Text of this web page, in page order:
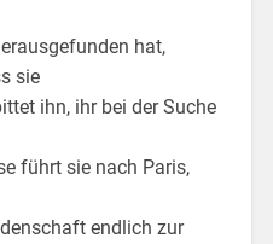
hat,
sie
ihn, ihr bei der Suche
führt sie nach Paris,
endlich zur